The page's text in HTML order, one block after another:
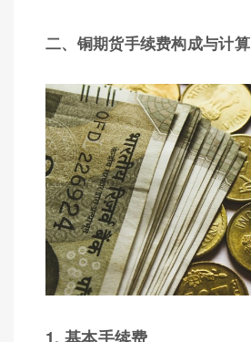
二、铜期货手续费构成与计算